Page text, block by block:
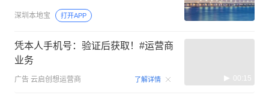
深圳本地宝 打开APP
凭本人手机号：验证后获取！#运营商
业务
广告 云启创想运营商 了解详情 00:15